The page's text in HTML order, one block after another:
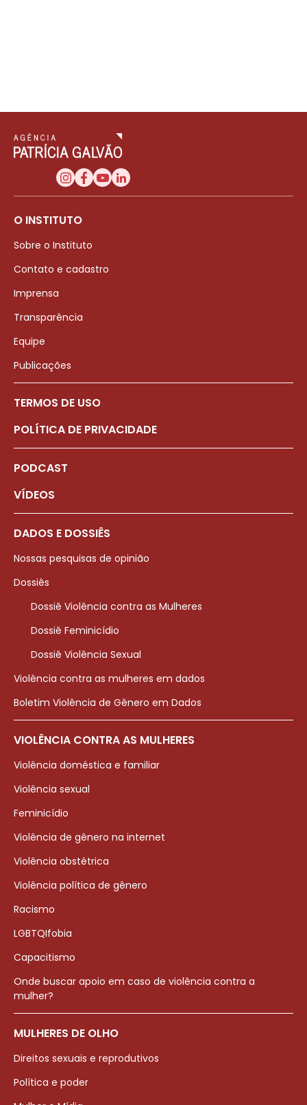
O INSTITUTO
Sobre o Instituto
Contato e cadastro
Imprensa
Transparência
Equipe
Publicações
TERMOS DE USO
POLÍTICA DE PRIVACIDADE
PODCAST
VÍDEOS
DADOS E DOSSIÊS
Nossas pesquisas de opinião
Dossiês
Dossiê Violência contra as Mulheres
Dossiê Feminicídio
Dossiê Violência Sexual
Violência contra as mulheres em dados
Boletim Violência de Gênero em Dados
VIOLÊNCIA CONTRA AS MULHERES
Violência doméstica e familiar
Violência sexual
Feminicídio
Violência de gênero na internet
Violência obstétrica
Violência política de gênero
Racismo
LGBTQIfobia
Capacitismo
Onde buscar apoio em caso de violência contra a
mulher?
MULHERES DE OLHO
Direitos sexuais e reprodutivos
Política e poder